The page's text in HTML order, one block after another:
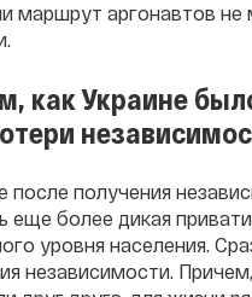
маршрут аргонавтов не
как Украине
после получения
еще более дикая
уровня населения.
независимости.